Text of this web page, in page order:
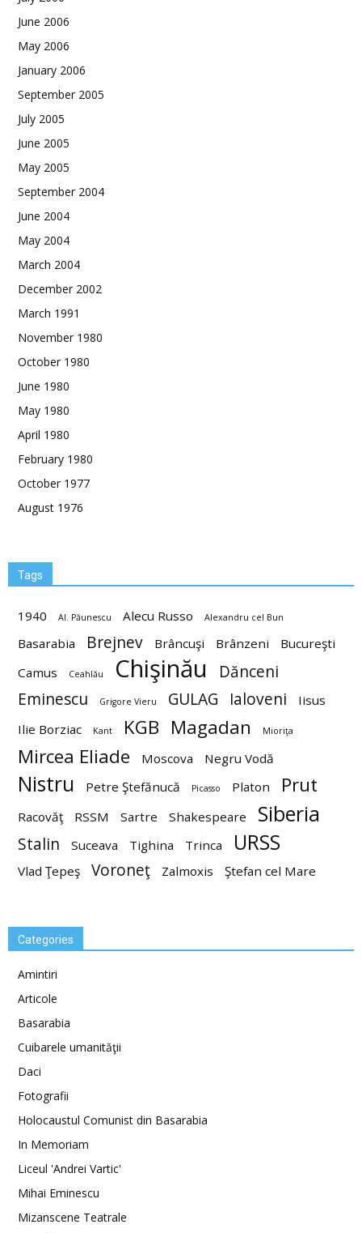
June 2006
May 2006
January 2006
September 2005
July 2005
June 2005
May 2005
September 2004
June 2004
May 2004
March 2004
December 2002
March 1991
November 1980
October 1980
June 1980
May 1980
April 1980
February 1980
October 1977
August 1976
Tags
1940 Al. Păunescu Alecu Russo Alexandru cel Bun
Basarabia Brejnev Brâncuşi Brânzeni
Bucureşti
Camus
Ceahlău Chişinău
Dănceni
Eminescu
Grigore Vieru GULAG Ialoveni
Iisus
Ilie Borziac
Kant KGB Magadan Mioriţa
Mircea Eliade Moscova Negru Vodă
Nistru Petre Ştefănucă Picasso Platon Prut
Racovăţ RSSM Sartre Shakespeare Siberia
Stalin Suceava Tighina Trinca URSS
Vlad Ţepeş Voroneţ Zalmoxis Ştefan cel Mare
Categories
Amintiri
Articole
Basarabia
Cuibarele umanităţii
Daci
Fotografii
Holocaustul Comunist din Basarabia
In Memoriam
Liceul 'Andrei Vartic'
Mihai Eminescu
Mizanscene Teatrale